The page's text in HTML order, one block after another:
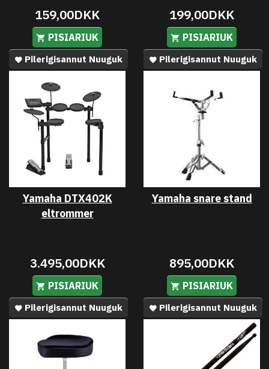
159,00DKK
PISIARIUK
Pilerigisannut Nuuguk
199,00DKK
PISIARIUK
Pilerigisannut Nuuguk
Yamaha DTX402K
eltrommer
3.495,00DKK
PISIARIUK
Pilerigisannut Nuuguk
Yamaha snare stand
895,00DKK
PISIARIUK
Pilerigisannut Nuuguk